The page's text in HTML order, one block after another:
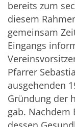
bereits zum
diesem
gemeinsam
Eingangs
Pfarrer
ausgehenden
Gründung der
gab. Nachdem